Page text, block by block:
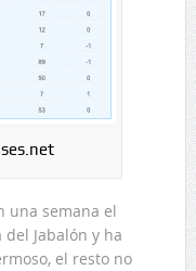
una semana el
Jabalón y ha
el resto no